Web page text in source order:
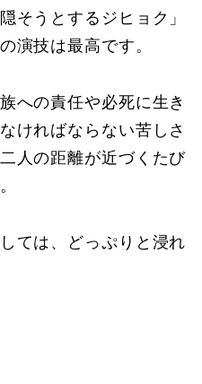
そうとするジヒョク」
演技は最高です。
への責任や必死に生き
ければならない苦しさ
人の距離が近づくたび
ては、どっぷりと浸れ